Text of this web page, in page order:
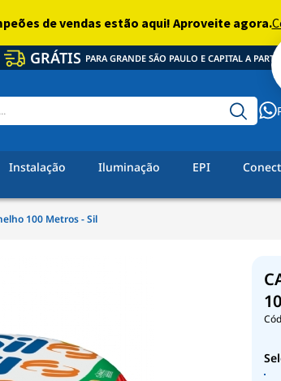
GRÁTIS PARA GRANDE SÃO PAULO E CAPITAL A
Instalação Iluminação EPI
100 Metros - Sil